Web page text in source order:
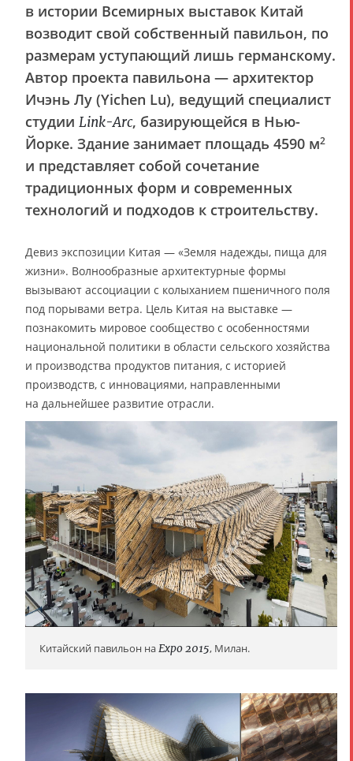
в истории Всемирных выставок Китай
возводит свой собственный павильон, по
размерам уступающий лишь германскому.
Автор проекта павильона — архитектор
Ичэнь Лу (Yichen Lu), ведущий специалист
студии Link-Arc, базирующейся в Нью-
Йорке. Здание занимает площадь 4590 м2
и представляет собой сочетание
традиционных форм и современных
технологий и подходов к строительству.
Девиз экспозиции Китая — «Земля надежды, пища для
жизни». Волнообразные архитектурные формы
вызывают ассоциации с колыханием пшеничного поля
под порывами ветра. Цель Китая на выставке —
познакомить мировое сообщество с особенностями
национальной политики в области сельского хозяйства
и производства продуктов питания, с историей
производств, с инновациями, направленными
на дальнейшее развитие отрасли.
Китайский павильон наExpo 2015, Милан.